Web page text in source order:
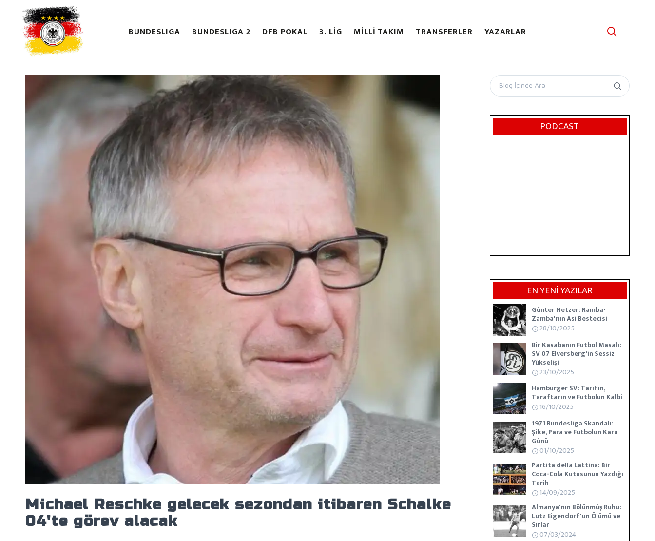
BUNDESLIGA BUNDESLIGA 2 DFB POKAL 3. LİG MİLLİ TAKIM TRANSFERLER YAZARLAR
Michael Reschke gelecek sezondan itibaren Schalke
04'te görev alacak
PODCAST
EN YENİ YAZILAR
Günter Netzer: Ramba-
Zamba'nın Asi Bestecisi
28/10/2025
Bir Kasabanın Futbol Masalı:
SV 07 Elversberg'in Sessiz
Yükselişi
23/10/2025
Hamburger SV: Tarihin,
Taraftarın ve Futbolun Kalbi
16/10/2025
1971 Bundesliga Skandalı:
Şike, Para ve Futbolun Kara
Günü
01/10/2025
Partita della Lattina: Bir
Coca-Cola Kutusunun Yazdığı
Tarih
14/09/2025
Almanya'nın Bölünmüş Ruhu:
Lutz Eigendorf'un Ölümü ve
Sırlar
07/03/2024